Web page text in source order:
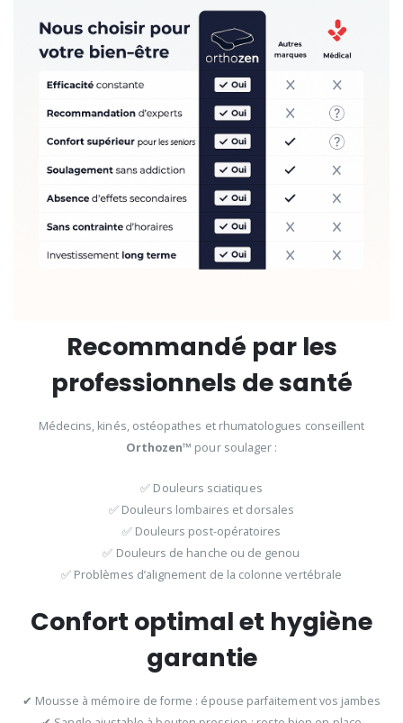
Recommandé par les
professionnels de santé
Médecins, kinés, ostéopathes et rhumatologues conseillent
Orthozen™ pour soulager :
✅ Douleurs sciatiques
✅ Douleurs lombaires et dorsales
✅ Douleurs post-opératoires
✅ Douleurs de hanche ou de genou
✅ Problèmes d’alignement de la colonne vertébrale
Confort optimal et hygiène
garantie
✔ Mousse à mémoire de forme : épouse parfaitement vos jambes